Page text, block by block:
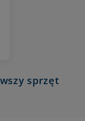
sprzęt